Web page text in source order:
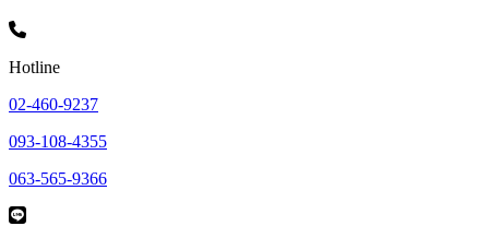
Hotline
02-460-9237
093-108-4355
063-565-9366